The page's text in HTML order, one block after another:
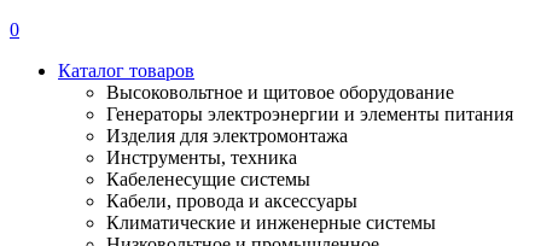
0
Каталог товаров
Высоковольтное и щитовое оборудование
Генераторы электроэнергии и элементы питания
Изделия для электромонтажа
Инструменты, техника
Кабеленесущие системы
Кабели, провода и аксессуары
Климатические и инженерные системы